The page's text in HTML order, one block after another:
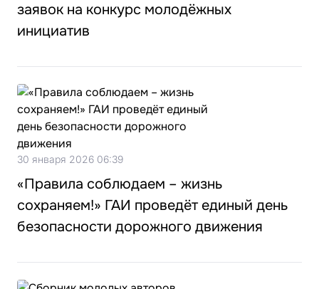
заявок на конкурс молодёжных
инициатив
30 января 2026 06:39
«Правила соблюдаем – жизнь
сохраняем!» ГАИ проведёт единый день
безопасности дорожного движения